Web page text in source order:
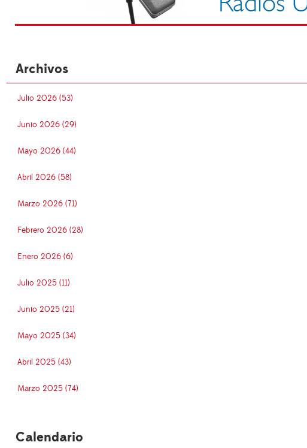
Archivos
Julio 2026 (53)
Junio 2026 (29)
Mayo 2026 (44)
Abril 2026 (58)
Marzo 2026 (71)
Febrero 2026 (28)
Enero 2026 (6)
Julio 2025 (11)
Junio 2025 (21)
Mayo 2025 (34)
Abril 2025 (43)
Marzo 2025 (74)
Calendario